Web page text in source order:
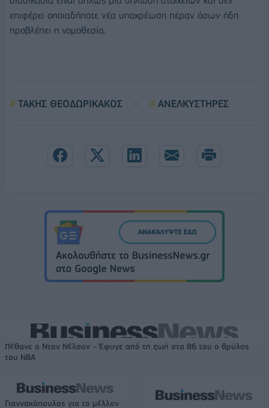
επιφέρει οποιαδήποτε νέα υποχρέωση πέραν όσων ήδη
προβλέπει η νομοθεσία.
ΤΑΚΗΣ ΘΕΟΔΩΡΙΚΑΚΟΣ ΑΝΕΛΚΥΣΤΗΡΕΣ
Πέθανε ο Ντον Νέλσον – Έφυγε από τη ζωή στα 86 του ο θρύλος
του NBA
Γιαννακόπουλος για το μέλλον